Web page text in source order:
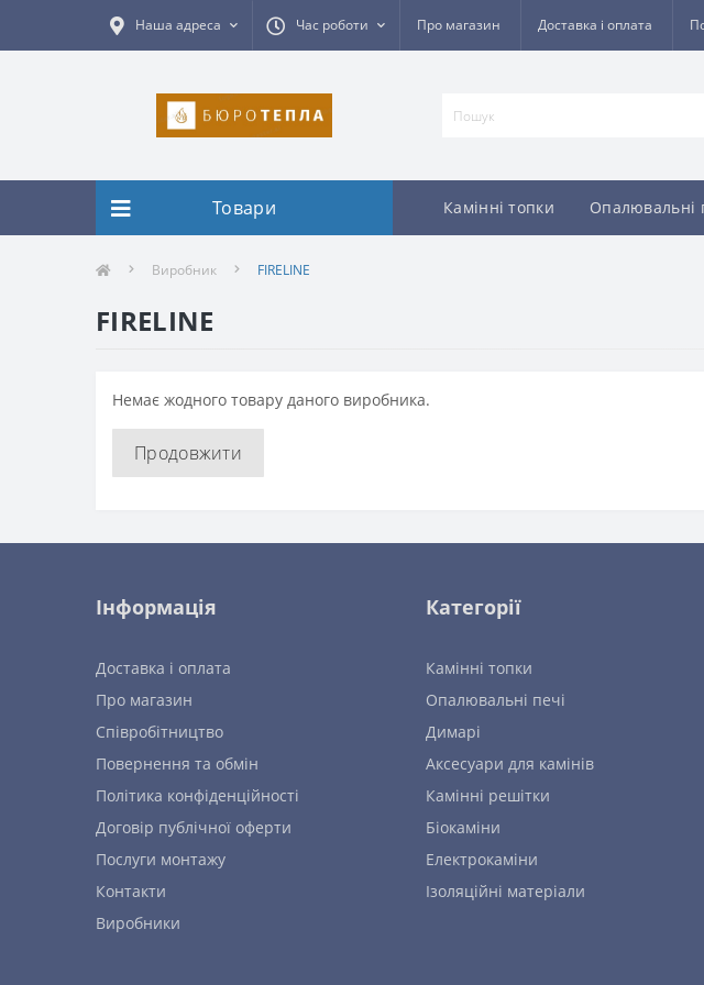
Наша адреса Час роботи Про магазин Доставка і оплата
Товари Камінні топки Опалювальні
Виробник FIRELINE
FIRELINE
Немає жодного товару даного виробника.
Продовжити
Інформація
Доставка і оплата
Про магазин
Співробітництво
Повернення та обмін
Політика конфіденційності
Договір публічної оферти
Послуги монтажу
Контакти
Виробники
Категорії
Камінні топки
Опалювальні печі
Димарі
Аксесуари для камінів
Камінні решітки
Біокаміни
Електрокаміни
Ізоляційні матеріали